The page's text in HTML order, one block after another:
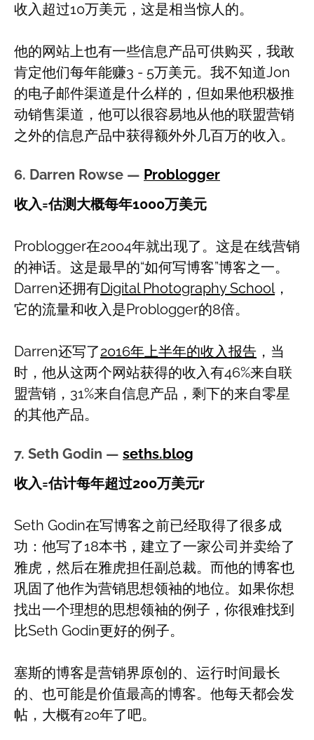
收入超过10万美元，这是相当惊人的。
他的网站上也有一些信息产品可供购买，我敢
肯定他们每年能赚3 - 5万美元。我不知道Jon
的电子邮件渠道是什么样的，但如果他积极推
动销售渠道，他可以很容易地从他的联盟营销
之外的信息产品中获得额外外几百万的收入。
6. Darren Rowse — Problogger
收入=估测大概每年1000万美元
Problogger在2004年就出现了。这是在线营销
的神话。这是最早的“如何写博客”博客之一。
Darren还拥有Digital Photography School，
它的流量和收入是Problogger的8倍。
Darren还写了2016年上半年的收入报告 ，当
时，他从这两个网站获得的收入有46%来自联
盟营销，31%来自信息产品，剩下的来自零星
的其他产品。
7. Seth Godin — seths.blog
收入=估计每年超过200万美元r
Seth Godin在写博客之前已经取得了很多成
功：他写了18本书，建立了一家公司并卖给了
雅虎，然后在雅虎担任副总裁。而他的博客也
巩固了他作为营销思想领袖的地位。如果你想
找出一个理想的思想领袖的例子，你很难找到
比Seth Godin更好的例子。
塞斯的博客是营销界原创的、运行时间最长
的、也可能是价值最高的博客。他每天都会发
帖，大概有20年了吧。